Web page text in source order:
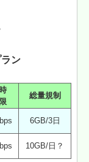
ン
総量規制
6GB/3日
10GB/日？